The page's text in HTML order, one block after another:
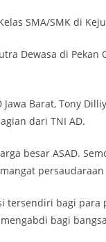
SMA/SMK di
Dewasa di
Jawa Barat, Tony
dari TNI AD.
besar ASAD.
bagi para
bagi